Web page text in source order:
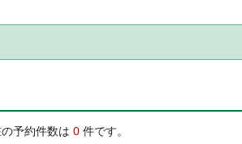
予約件数は 0 件です。